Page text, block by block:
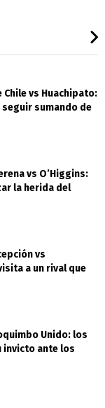
vs Huachipato:
sumando de
vs O’Higgins:
la herida del
vs
a un rival que
Unido: los
invicto ante los